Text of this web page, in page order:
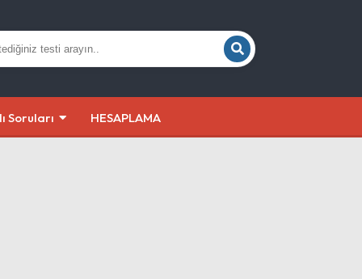
Soruları HESAPLAMA